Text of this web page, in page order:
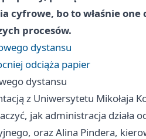
cyfrowe, bo to właśnie
procesów.
dystansu
odciąża papier
dystansu
z Uniwersytetu Mikołaja
jak administracja działa
oraz Alina Pindera,